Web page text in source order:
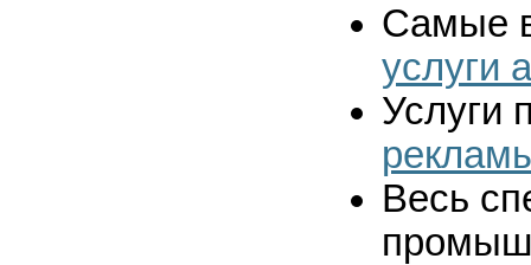
Самые
услуги
Услуги
Весь